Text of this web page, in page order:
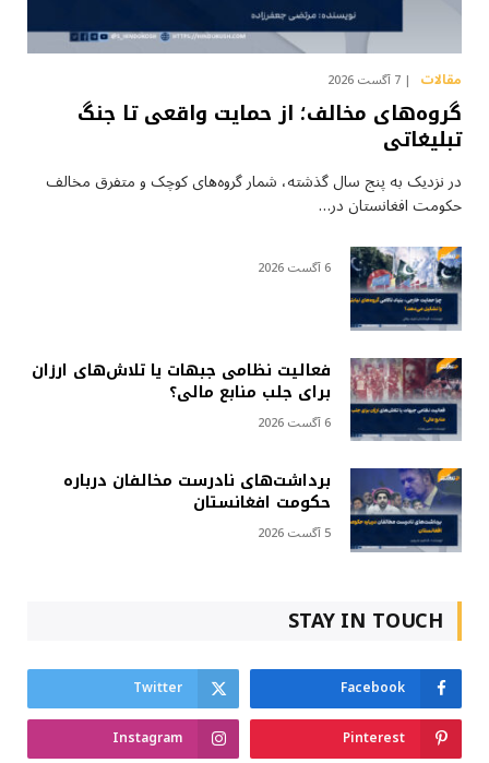
مقالات 7 آگست 2026
گروه‌های مخالف؛ از حمایت واقعی تا جنگ
تبلیغاتی
در نزدیک به پنج سال گذشته، شمار گروه‌های کوچک و متفرق مخالف
حکومت افغانستان در…
6 آگست 2026
فعالیت نظامی جبهات یا تلاش‌های ارزان
برای جلب منابع مالی؟
6 آگست 2026
برداشت‌های نادرست مخالفان درباره
حکومت افغانستان
5 آگست 2026
STAY IN TOUCH
Facebook
Twitter
Pinterest
Instagram